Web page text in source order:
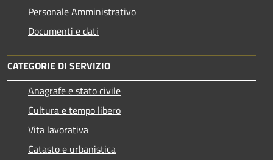
Personale Amministrativo
Documenti e dati
CATEGORIE DI SERVIZIO
Anagrafe e stato civile
Cultura e tempo libero
Vita lavorativa
Catasto e urbanistica